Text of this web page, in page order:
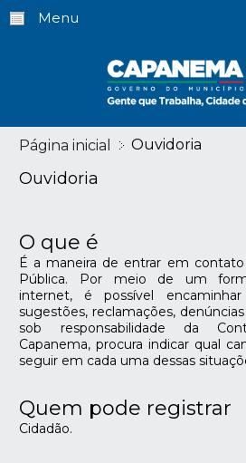
Menu
Página inicial Ouvidoria
Ouvidoria
O que é
É a maneira de entrar em
Pública. Por meio de um
internet, é possível encaminhar
sugestões, reclamações,
sob responsabilidade da
Capanema, procura indicar qual
seguir em cada uma dessas
Quem pode registrar
Cidadão.